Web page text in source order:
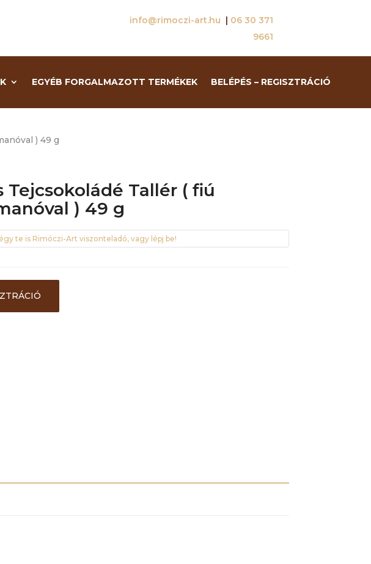
info@rimoczi-art.hu | 06 30 371
9661
EGYÉB FORGALMAZOTT TERMÉKEK BELÉPÉS – REGISZTRÁCIÓ
) 49 g
Tejcsokoládé Tallér ( fiú
) 49 g
te is Rimóczi-Art viszonteladó, vagy lépj be!